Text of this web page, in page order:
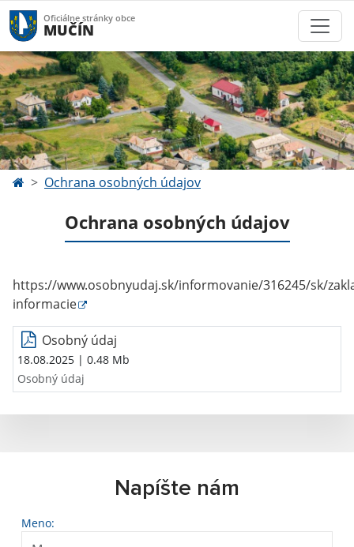
Oficiálne stránky obce
MUČÍN
Ochrana osobných údajov
Ochrana osobných údajov
https://www.osobnyudaj.sk/informovanie/316245/sk/
informacie
Osobný údaj
18.08.2025 | 0.48 Mb
Osobný údaj
Napíšte nám
Meno: